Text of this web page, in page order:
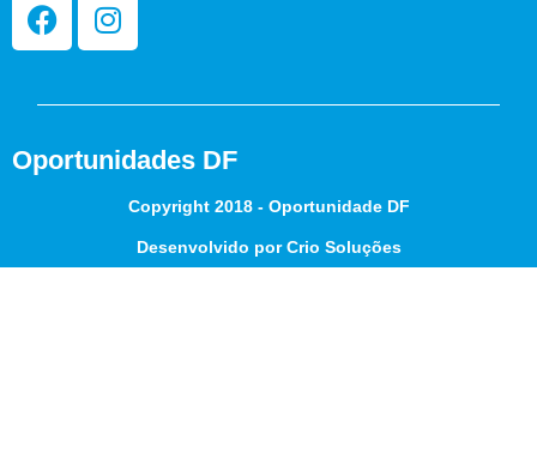
Oportunidades DF
Copyright 2018 - Oportunidade DF
Desenvolvido por Crio Soluções